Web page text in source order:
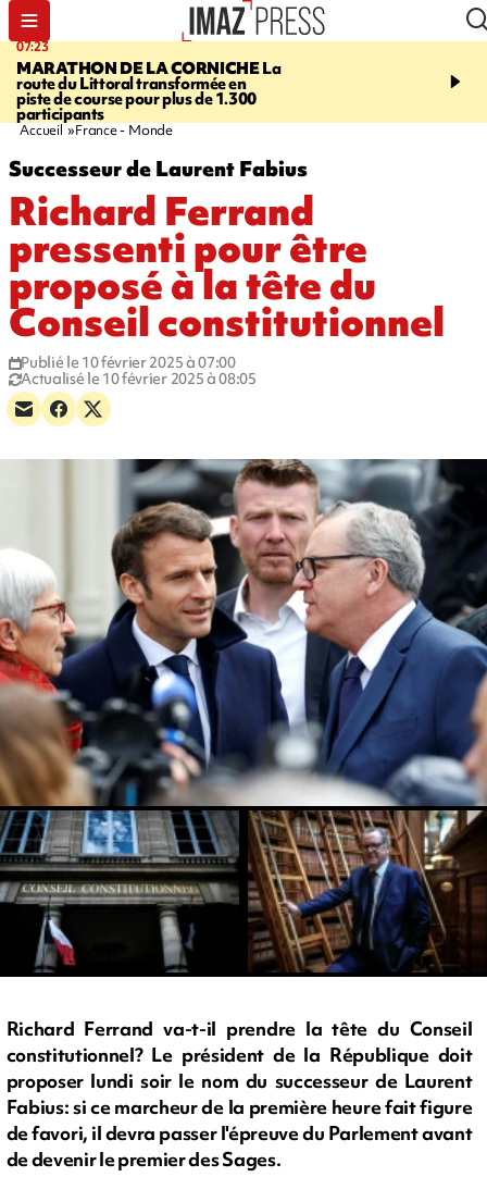
07:23
MARATHON DE LA CORNICHELa
route du Littoral transformée en
piste de course pour plus de 1.300
participants
08:37
braderie de l'océan
Accueil France - Monde
Successeur de Laurent Fabius
Richard Ferrand
pressenti pour être
proposé à la tête du
Conseil constitutionnel
Publié le 10 février 2025 à 07:00
Actualisé le 10 février 2025 à 08:05
Richard Ferrand va-t-il prendre la tête du Conseil
constitutionnel? Le président de la République doit
proposer lundi soir le nom du successeur de Laurent
Fabius: si ce marcheur de la première heure fait figure
de favori, il devra passer l'épreuve du Parlement avant
de devenir le premier des Sages.